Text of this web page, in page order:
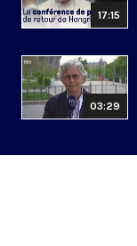
17:15
03:29